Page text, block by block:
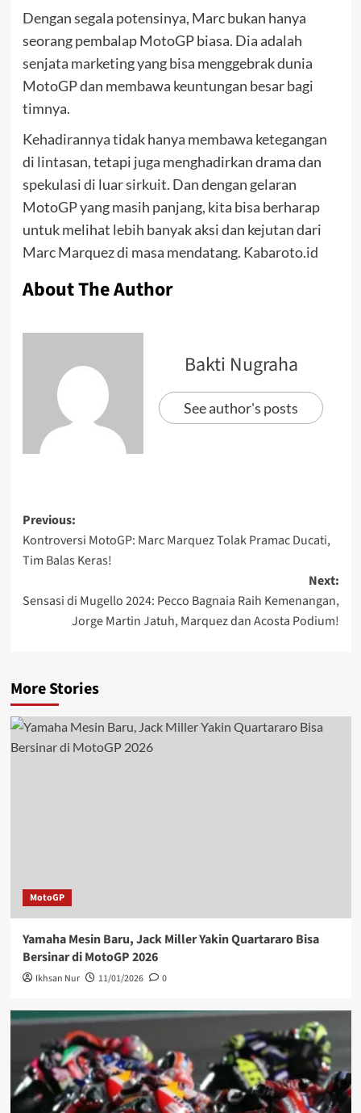
Dengan segala potensinya, Marc bukan hanya
seorang pembalap MotoGP biasa. Dia adalah
senjata marketing yang bisa menggebrak dunia
MotoGP dan membawa keuntungan besar bagi
timnya.
Kehadirannya tidak hanya membawa ketegangan
di lintasan, tetapi juga menghadirkan drama dan
spekulasi di luar sirkuit. Dan dengan gelaran
MotoGP yang masih panjang, kita bisa berharap
untuk melihat lebih banyak aksi dan kejutan dari
Marc Marquez di masa mendatang. Kabaroto.id
About The Author
Bakti Nugraha
See author's posts
Previous:
Kontroversi MotoGP: Marc Marquez Tolak Pramac Ducati,
Tim Balas Keras!
Next:
Sensasi di Mugello 2024: Pecco Bagnaia Raih Kemenangan,
Jorge Martin Jatuh, Marquez dan Acosta Podium!
More Stories
MotoGP
Yamaha Mesin Baru, Jack Miller Yakin Quartararo Bisa
Bersinar di MotoGP 2026
Ikhsan Nur 11/01/2026 0